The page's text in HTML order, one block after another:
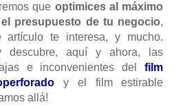
que optimices al máximo
presupuesto de tu negocio,
te interesa, y mucho.
descubre, aquí y ahora, las
e inconvenientes delfilm
y el film estirable
allá!